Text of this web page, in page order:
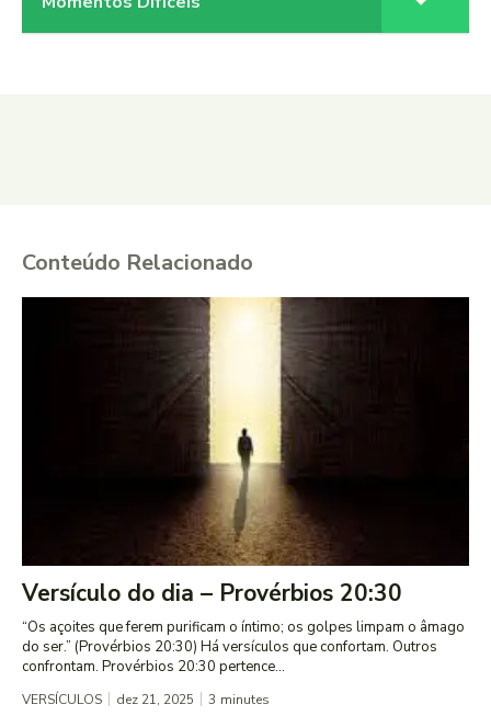
Conteúdo Relacionado
Versículo do dia – Provérbios 20:30
“Os açoites que ferem purificam o íntimo; os golpes limpam o âmago
do ser.” (Provérbios 20:30) Há versículos que confortam. Outros
confrontam. Provérbios 20:30 pertence...
VERSÍCULOS dez 21, 2025 3 minutes